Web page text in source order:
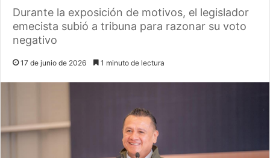
Durante la exposición de motivos, el legislador
emecista subió a tribuna para razonar su voto
negativo
17 de junio de 2026 1 minuto de lectura